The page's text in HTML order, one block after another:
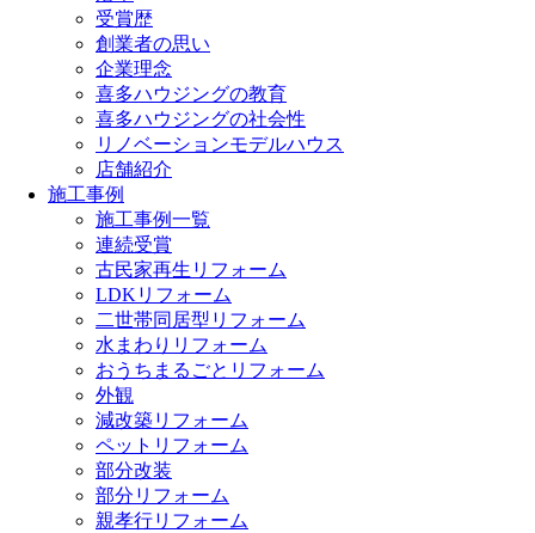
受賞歴
創業者の思い
企業理念
喜多ハウジングの教育
喜多ハウジングの社会性
リノベーションモデルハウス
店舗紹介
施工事例
施工事例一覧
連続受賞
古民家再生リフォーム
LDKリフォーム
二世帯同居型リフォーム
水まわりリフォーム
おうちまるごとリフォーム
外観
減改築リフォーム
ペットリフォーム
部分改装
部分リフォーム
親孝行リフォーム